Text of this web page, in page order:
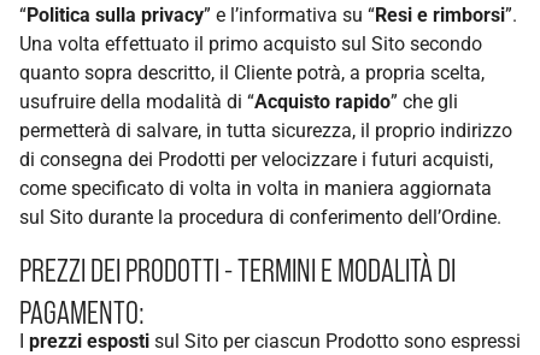
“Politica sulla privacy” e l’informativa su “Resi e rimborsi”.
Una volta effettuato il primo acquisto sul Sito secondo
quanto sopra descritto, il Cliente potrà, a propria scelta,
usufruire della modalità di “Acquisto rapido” che gli
permetterà di salvare, in tutta sicurezza, il proprio indirizzo
di consegna dei Prodotti per velocizzare i futuri acquisti,
come specificato di volta in volta in maniera aggiornata
sul Sito durante la procedura di conferimento dell’Ordine.
PREZZI DEI PRODOTTI - TERMINI E MODALITÀ DI
PAGAMENTO:
prezzi esposti sul Sito per ciascun Prodotto sono espressi